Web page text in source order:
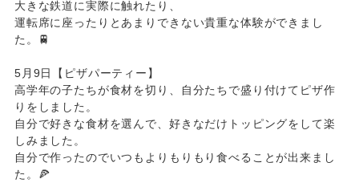
大きな鉄道に実際に触れたり、
運転席に座ったりとあまりできない貴重な体験ができまし
た。🚆
5月9日【ピザパーティー】
高学年の子たちが食材を切り、自分たちで盛り付けてピザ作
りをしました。
自分で好きな食材を選んで、好きなだけトッピングをして楽
しみました。
自分で作ったのでいつもよりもりもり食べることが出来まし
た。🍕